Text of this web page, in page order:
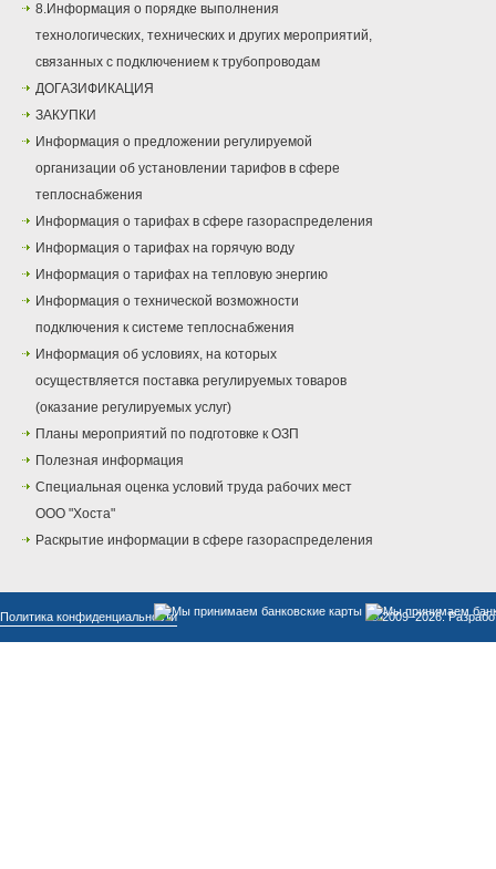
8.Информация о порядке выполнения
технологических, технических и других мероприятий,
связанных с подключением к трубопроводам
ДОГАЗИФИКАЦИЯ
ЗАКУПКИ
Информация о предложении регулируемой
организации об установлении тарифов в сфере
теплоснабжения
Информация о тарифах в сфере газораспределения
Информация о тарифах на горячую воду
Информация о тарифах на тепловую энергию
Информация о технической возможности
подключения к системе теплоснабжения
Информация об условиях, на которых
осуществляется поставка регулируемых товаров
(оказание регулируемых услуг)
Планы мероприятий по подготовке к ОЗП
Полезная информация
Специальная оценка условий труда рабочих мест
ООО "Хоста"
Раскрытие информации в сфере газораспределения
Политика конфиденциальности © 2009–2026.